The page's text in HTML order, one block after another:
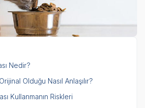
Nedir?
Olduğu Nasıl Anlaşılır?
Kullanmanın Riskleri